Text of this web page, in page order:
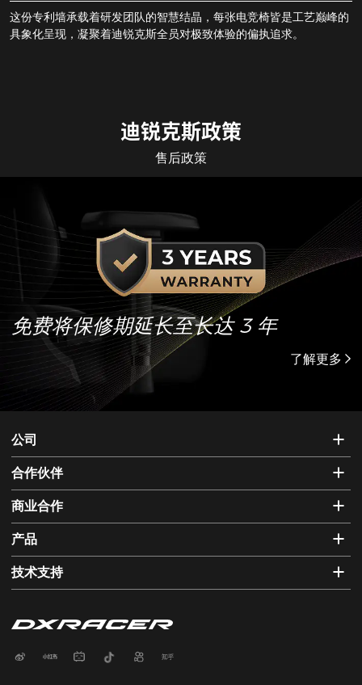
这份专利墙承载着研发团队的智慧结晶，每张电竞椅皆是工艺巅峰的
具象化呈现，凝聚着迪锐克斯全员对极致体验的偏执追求。
迪锐克斯政策
售后政策
免费将保修期延长至长达 3 年
了解更多
公司
合作伙伴
商业合作
产品
技术支持